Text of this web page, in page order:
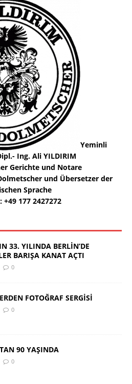
Yeminli
Ing. Ali YILDIRIM
Gerichte und Notare
und Übersetzer der
Sprache
+49 177 2427272
33. YILINDA BERLİN’DE
BARIŞA KANAT AÇTI
0
FOTOĞRAF SERGİSİ
0
90 YAŞINDA
0